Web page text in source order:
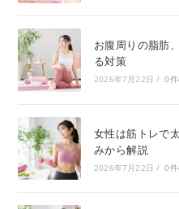
お腹周りの脂肪
る対策
2026年7月22日 / 0
女性は筋トレで
みから解説
2026年7月22日 / 0